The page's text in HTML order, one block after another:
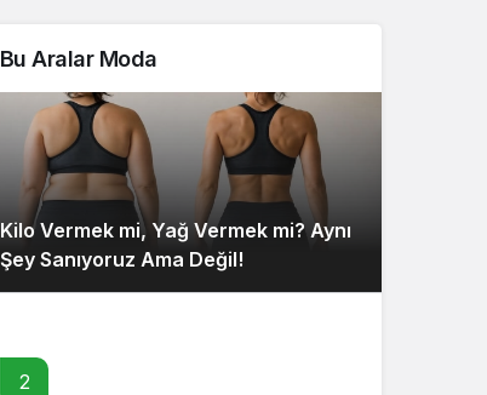
Bu Aralar Moda
Kilo Vermek mi, Yağ Vermek mi? Aynı
Şey Sanıyoruz Ama Değil!
2